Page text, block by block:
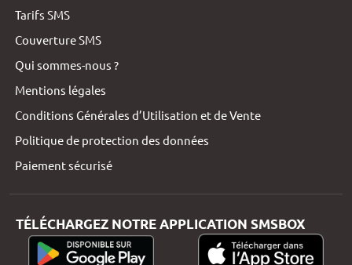
Tarifs SMS
Couverture SMS
Qui sommes-nous ?
Mentions légales
Conditions Générales d’Utilisation et de Vente
Politique de protection des données
Paiement sécurisé
TÉLÉCHARGEZ NOTRE APPLICATION SMSBOX